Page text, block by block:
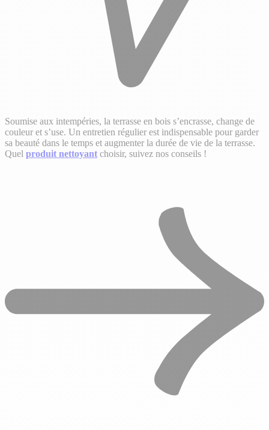
Soumise aux intempéries, la terrasse en bois s’encrasse, change de
couleur et s’use. Un entretien régulier est indispensable pour garder
sa beauté dans le temps et augmenter la durée de vie de la terrasse.
Quel produit nettoyant choisir, suivez nos conseils !